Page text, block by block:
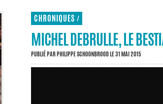
CHRONIQUES /
MICHEL DEBRULLE, LE
PUBLIÉ PARPHILIPPE SCHOONBROODLE 31 MAI 2015